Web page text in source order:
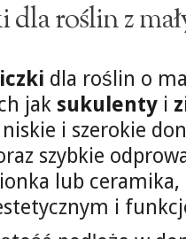
roślin z
dla roślin o
jak sukulenty i
i szerokie
szybkie
lub
i